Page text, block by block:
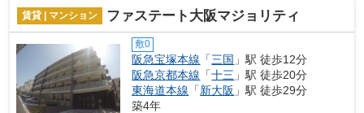
賃貸 | マンション ファステート大阪マジョリティ
敷0
阪急宝塚本線 「三国 」駅 徒歩12分
阪急京都本線 「十三 」駅 徒歩20分
東海道本線 「新大阪 」駅 徒歩29分
築4年